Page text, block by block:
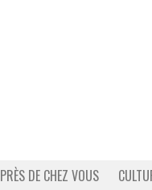
PRÈS DE CHEZ VOUS